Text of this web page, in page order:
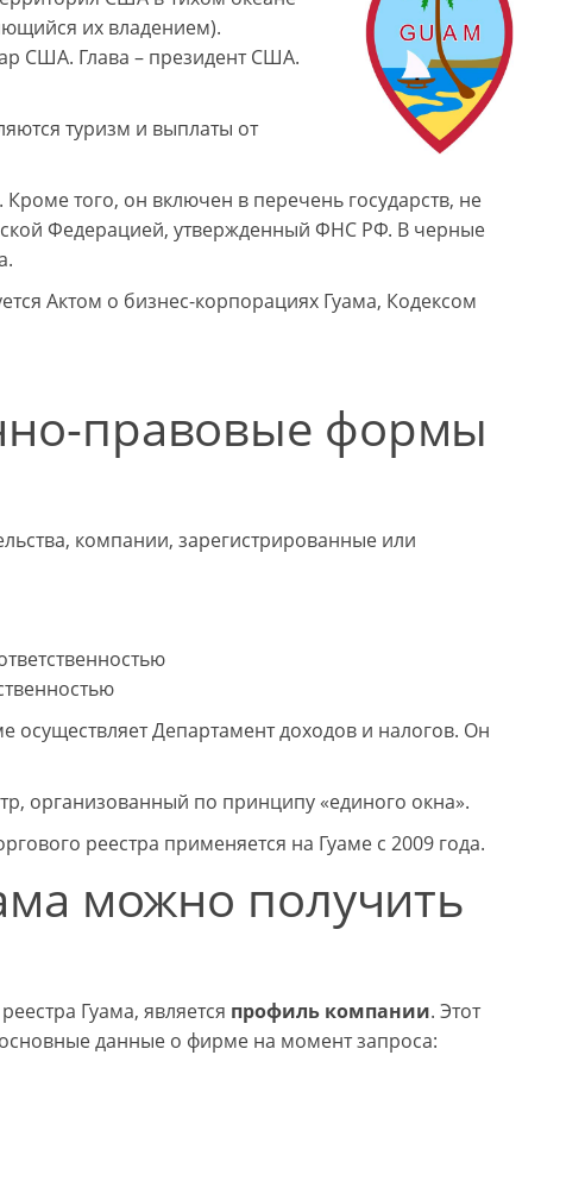
их владением).
США. Глава – президент США.
туризм и выплаты от
того, он включен в перечень государств, не
Федерацией, утвержденный ФНС РФ. В черные
Актом о бизнес-корпорациях Гуама, Кодексом
правовые формы
компании, зарегистрированные или
осуществляет Департамент доходов и налогов. Он
организованный по принципу «единого окна».
реестра применяется на Гуаме с 2009 года.
можно получить
Гуама, является профиль компании. Этот
данные о фирме на момент запроса: